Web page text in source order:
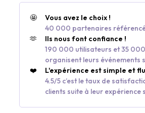
🤩
Vous avez le choix !
40 000 partenaires
🫶
Ils nous font confiance !
190 000 utilisateurs et 35
organisent leurs événements
❤️
L'expérience est simple et
4.5/5 c’est le taux de
clients suite à leur expérience